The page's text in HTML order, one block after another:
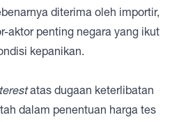
diterima oleh importir,
aktor penting negara yang ikut
kepanikan.
atas dugaan keterlibatan
dalam penentuan harga tes